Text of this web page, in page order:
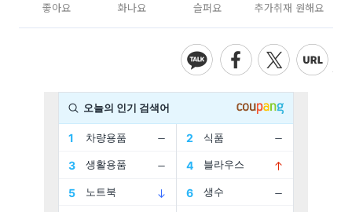
좋아요 화나요 슬퍼요 추가취재 원해요